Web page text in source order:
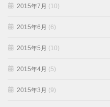
2015年7月 (10)
2015年6月 (6)
2015年5月 (10)
2015年4月 (5)
2015年3月 (9)